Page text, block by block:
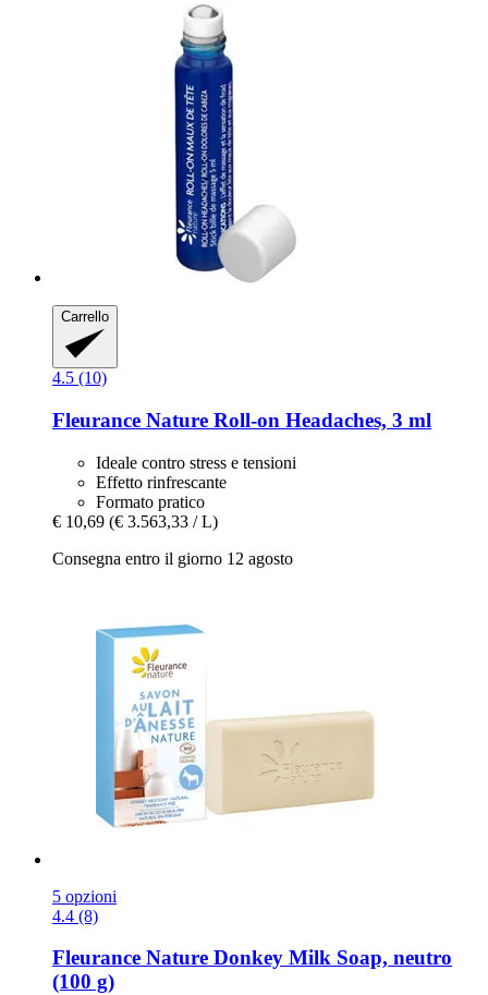
Carrello
4.5 (10)
Fleurance Nature Roll-​on Headaches, 3 ml
Ideale contro stress e tensioni
Effetto rinfrescante
Formato pratico
€ 10,69 (€ 3.563,33 / L)
Consegna entro il giorno 12 agosto
5 opzioni
4.4 (8)
Fleurance Nature Donkey Milk Soap, neutro
(100 g)